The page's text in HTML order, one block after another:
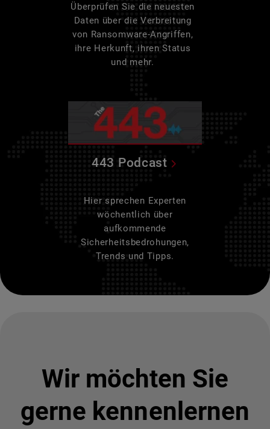
Überprüfen Sie die neuesten
Daten über die Verbreitung
von Ransomware-Angriffen,
ihre Herkunft, ihren Status
und mehr.
443 Podcast
Hier sprechen Experten
wöchentlich über
aufkommende
Sicherheitsbedrohungen,
Trends und Tipps.
Wir möchten Sie
gerne kennenlernen